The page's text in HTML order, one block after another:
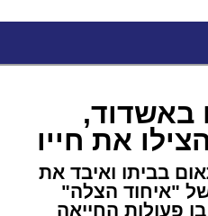
באשדוד,
את חייו
פתאום בביתו ואיבד את
"איחוד הצלה"
פעולות החייאה